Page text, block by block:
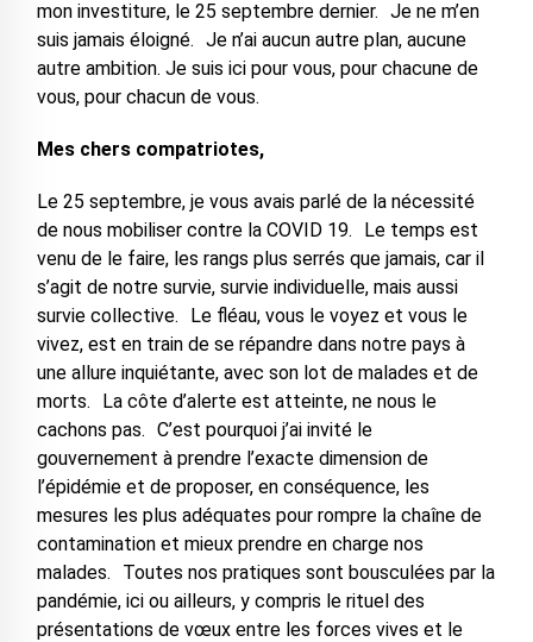
mon investiture, le 25 septembre dernier. Je ne m’en
suis jamais éloigné. Je n’ai aucun autre plan, aucune
autre ambition. Je suis ici pour vous, pour chacune de
vous, pour chacun de vous.
Mes chers compatriotes,
Le 25 septembre, je vous avais parlé de la nécessité
de nous mobiliser contre la COVID 19. Le temps est
venu de le faire, les rangs plus serrés que jamais, car il
s’agit de notre survie, survie individuelle, mais aussi
survie collective. Le fléau, vous le voyez et vous le
vivez, est en train de se répandre dans notre pays à
une allure inquiétante, avec son lot de malades et de
morts. La côte d’alerte est atteinte, ne nous le
cachons pas. C’est pourquoi j’ai invité le
gouvernement à prendre l’exacte dimension de
l’épidémie et de proposer, en conséquence, les
mesures les plus adéquates pour rompre la chaîne de
contamination et mieux prendre en charge nos
malades. Toutes nos pratiques sont bousculées par la
pandémie, ici ou ailleurs, y compris le rituel des
présentations de vœux entre les forces vives et le